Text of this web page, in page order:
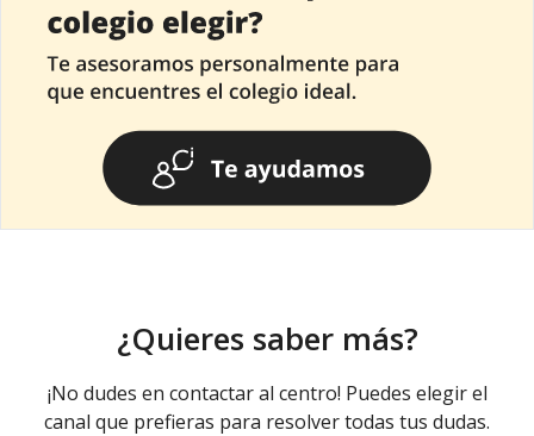
¿Quieres saber más?
¡No dudes en contactar al centro! Puedes elegir el
canal que prefieras para resolver todas tus dudas.